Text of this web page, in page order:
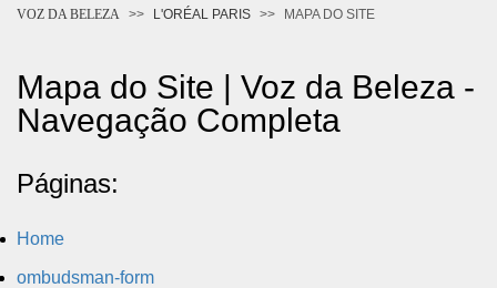
CABELO
SOLAR
CONSULTORIA DE PRODUTOS LOREAL PARIS
VOZ DA BELEZA L'ORÉAL PARIS MAPA DO SITE
Mapa do Site | Voz da Beleza -
Navegação Completa
Páginas:
Home
ombudsman-form